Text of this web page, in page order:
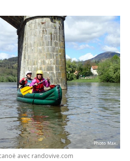
avec randovive.com